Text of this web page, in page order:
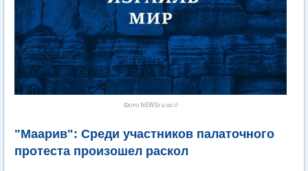
Фото NEWSru.co.il
"Маарив": Среди участников палаточного
протеста произошел раскол